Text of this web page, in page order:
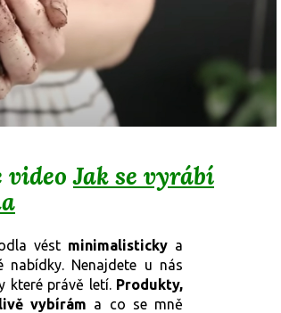
videoJak se vyrábí
vést minimalisticky a
nabídky. Nenajdete u nás
které právě letí. Produkty,
vybírám a co se mně